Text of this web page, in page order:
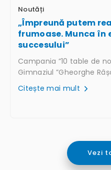
Noutăți
„Împreună putem
frumoase. Munca în
succesului”
Campania ”10 table de
Gimnaziul ”Gheorghe
Citește mai mult
Vezi